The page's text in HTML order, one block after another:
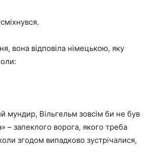
вона відповіла німецькою, яку
мундир, Вільгельм зовсім би не був
– запеклого ворога, якого треба
згодом випадково зустрічалися,